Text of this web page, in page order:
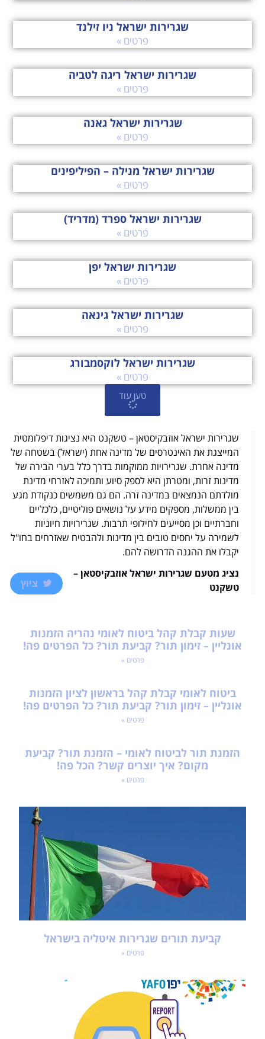
שגרירות ישראל ניו זילנד
פרטים »
שגרירות ישראל ריגה לטביה
פרטים »
שגרירות ישראל גאנה
פרטים »
שגרירות ישראל מנילה – הפיליפינים
פרטים »
שגרירות ישראל ספרד (מדריד)
פרטים »
שגרירות ישראל יפן
פרטים »
שגרירות ישראל גינאה
פרטים »
שגרירות ישראל לוקסמבורג
פרטים »
טען עוד
שגרירות ישראל אוזבקיסטאן – טשקנט היא נציגות דיפלומטית
המייצגת את האינטרסים של מדינה אחת (ישראל) בשטחה של
מדינה אחרת. שגרירויות ממוקמות בדרך כלל בערי הבירה של
מדינות זרות, ומטרתן היא לספק סיוע ותמיכה לאזרחי מדינת
מולדתם הנמצאים במדינה זרה. הם גם משמשים כנקודת מגע
בין ממשלות, מספקים מידע על נושאים פוליטיים, כלכליים
וחברתיים וכן מסייעים לחילופי תרבות. שגרירויות חיוניות
לשמירה על יחסים טובים בין מדינות ולהבטיח שאזרחים בחו"ל
יקבלו את ההגנה הדרושה להם.
נציג מטעם שגרירות ישראל אוזבקיסטאן –
טשקנט
ציוץ
שעות קבלת קהל ביטוח לאומי נהריה הזמנות
אונליין – זימון תור? קביעת תור? כל הפרטים פה!
פרטים »
ביטוח לאומי קבלת קהל בראשון לציון הזמנות
אונליין – זימון תור? קביעת תור? כל הפרטים פה!
פרטים »
הזמנת תור לביטוח לאומי – הזמנת תור? קביעת
מקום? איך יוצרים קשר? הכל פה!
פרטים »
קביעת תורים שגרירות איטליה בישראל
פרטים »